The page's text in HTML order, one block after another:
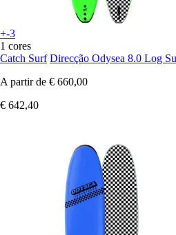
+-3
1 cores
Catch Surf Direcção Odysea 8.0 Log
A partir de € 660,00
€ 642,40